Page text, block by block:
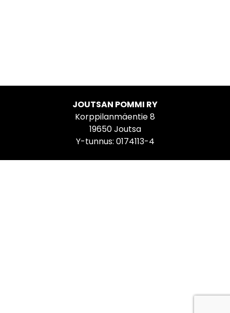
JOUTSAN POMMI RY
Korppilanmäentie 8
19650 Joutsa
Y-tunnus: 0174113-4